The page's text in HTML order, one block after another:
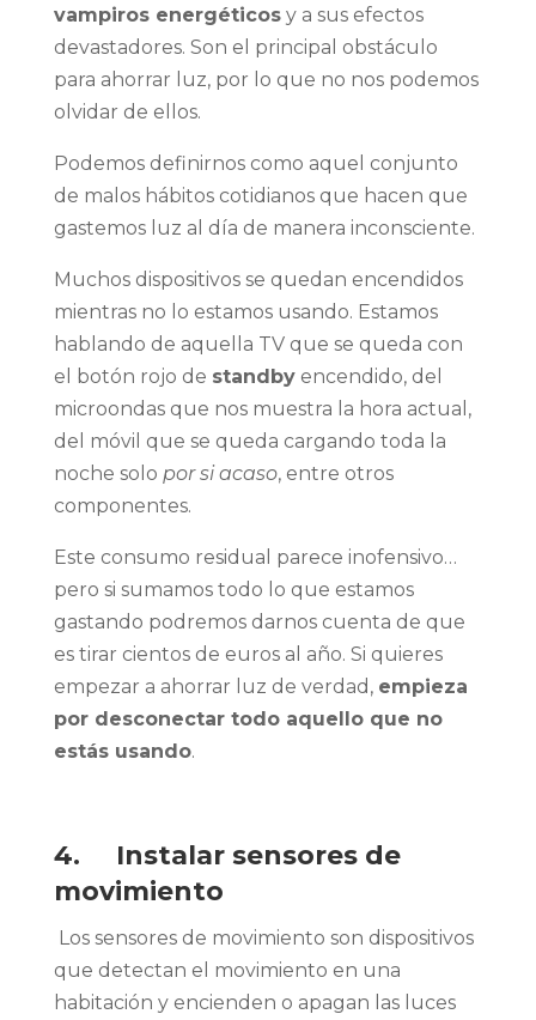
vampiros energéticosy a sus efectos
devastadores. Son el principal obstáculo
para ahorrar luz, por lo que no nos podemos
olvidar de ellos.
Podemos definirnos como aquel conjunto
de malos hábitos cotidianos que hacen que
gastemos luz al día de manera inconsciente.
Muchos dispositivos se quedan encendidos
mientras no lo estamos usando. Estamos
hablando de aquella TV que se queda con
el botón rojo de standbyencendido, del
microondas que nos muestra la hora actual,
del móvil que se queda cargando toda la
noche solo por si acaso, entre otros
componentes.
Este consumo residual parece inofensivo…
pero si sumamos todo lo que estamos
gastando podremos darnos cuenta de que
es tirar cientos de euros al año. Si quieres
empezar a ahorrar luz de verdad, empieza
por desconectar todo aquello que no
estás usando.
4. Instalar sensores de
movimiento
Los sensores de movimiento son dispositivos
que detectan el movimiento en una
habitación y encienden o apagan las luces